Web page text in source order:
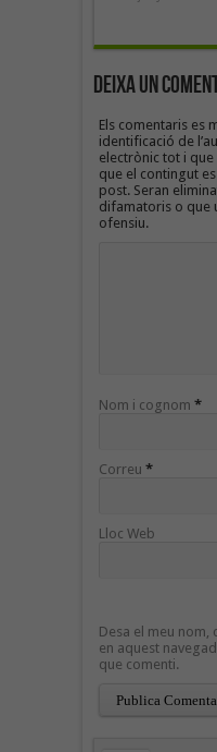
Deixa un
Els comentaris es
identificació de
electrònic tot i que
que el contingut
post. Seran
difamatoris o que
ofensiu.
Nom i cognom *
Correu *
Lloc Web
Desa el meu nom,
en aquest
que comenti.